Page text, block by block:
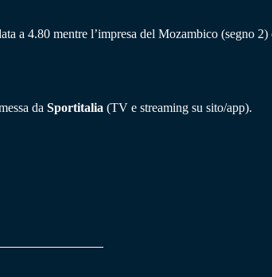
4.80 mentre l’impresa del Mozambico (segno
da Sportitalia (TV e streaming su sito/app).